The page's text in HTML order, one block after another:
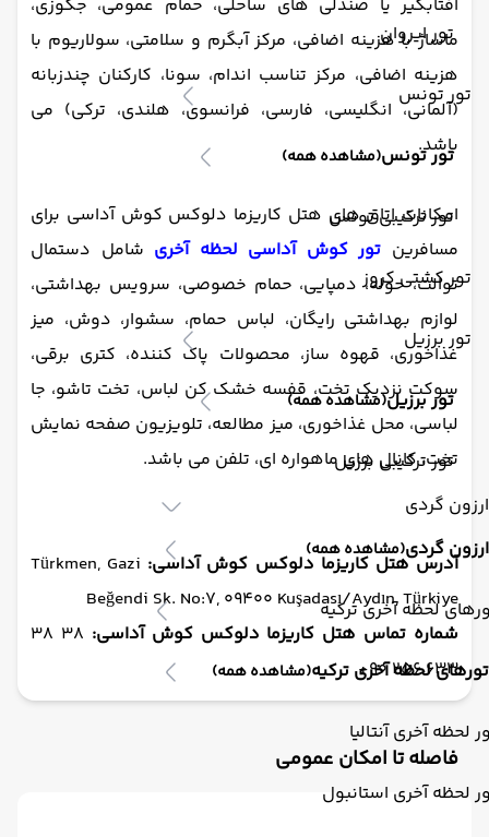
تور ایروان
تور تونس
تور تونس(مشاهده همه)
تور ترکیبی تونس
تور کشتی کروز
تور برزیل
تور برزیل(مشاهده همه)
تور ترکیبی برزیل
ارزون گردی
ارزون گردی(مشاهده همه)
لحظه آخری ترکیه
تورهای لحظه آخری ترکیه(مشاهده همه)
لحظه آخری آنتالیا
لحظه آخری استانبول
آفتابگیر یا صندلی های ساحلی، حمام عمومی، جکوزی،
ماساژ با هزینه اضافی، مرکز آبگرم و سلامتی، سولاریوم با
هزینه اضافی، مرکز تناسب اندام، سونا، کارکنان چندزبانه
(آلمانی، انگلیسی، فارسی، فرانسوی، هلندی، ترکی) می
باشد.
امکانات اتاق های هتل کاریزما دلوکس کوش آداسی برای
مسافرین تور کوش آداسی لحظه آخری شامل دستمال
توالت، حوله، دمپایی، حمام خصوصی، سرویس بهداشتی،
لوازم بهداشتی رایگان، لباس حمام، سشوار، دوش، میز
غذاخوری، قهوه ساز، محصولات پاک کننده، کتری برقی،
سوکت نزدیک تخت، قفسه خشک کن لباس، تخت تاشو، جا
لباسی، محل غذاخوری، میز مطالعه، تلویزیون صفحه نمایش
تخت، کانال های ماهواره ای، تلفن می باشد.
آدرس هتل کاریزما دلوکس کوش آداسی: Türkmen, Gazi
Beğendi Sk. No:7, 09400 Kuşadası/Aydın, Türkiye
شماره تماس هتل کاریزما دلوکس کوش آداسی:
38 38
633 256 90+
فاصله تا امکان عمومی